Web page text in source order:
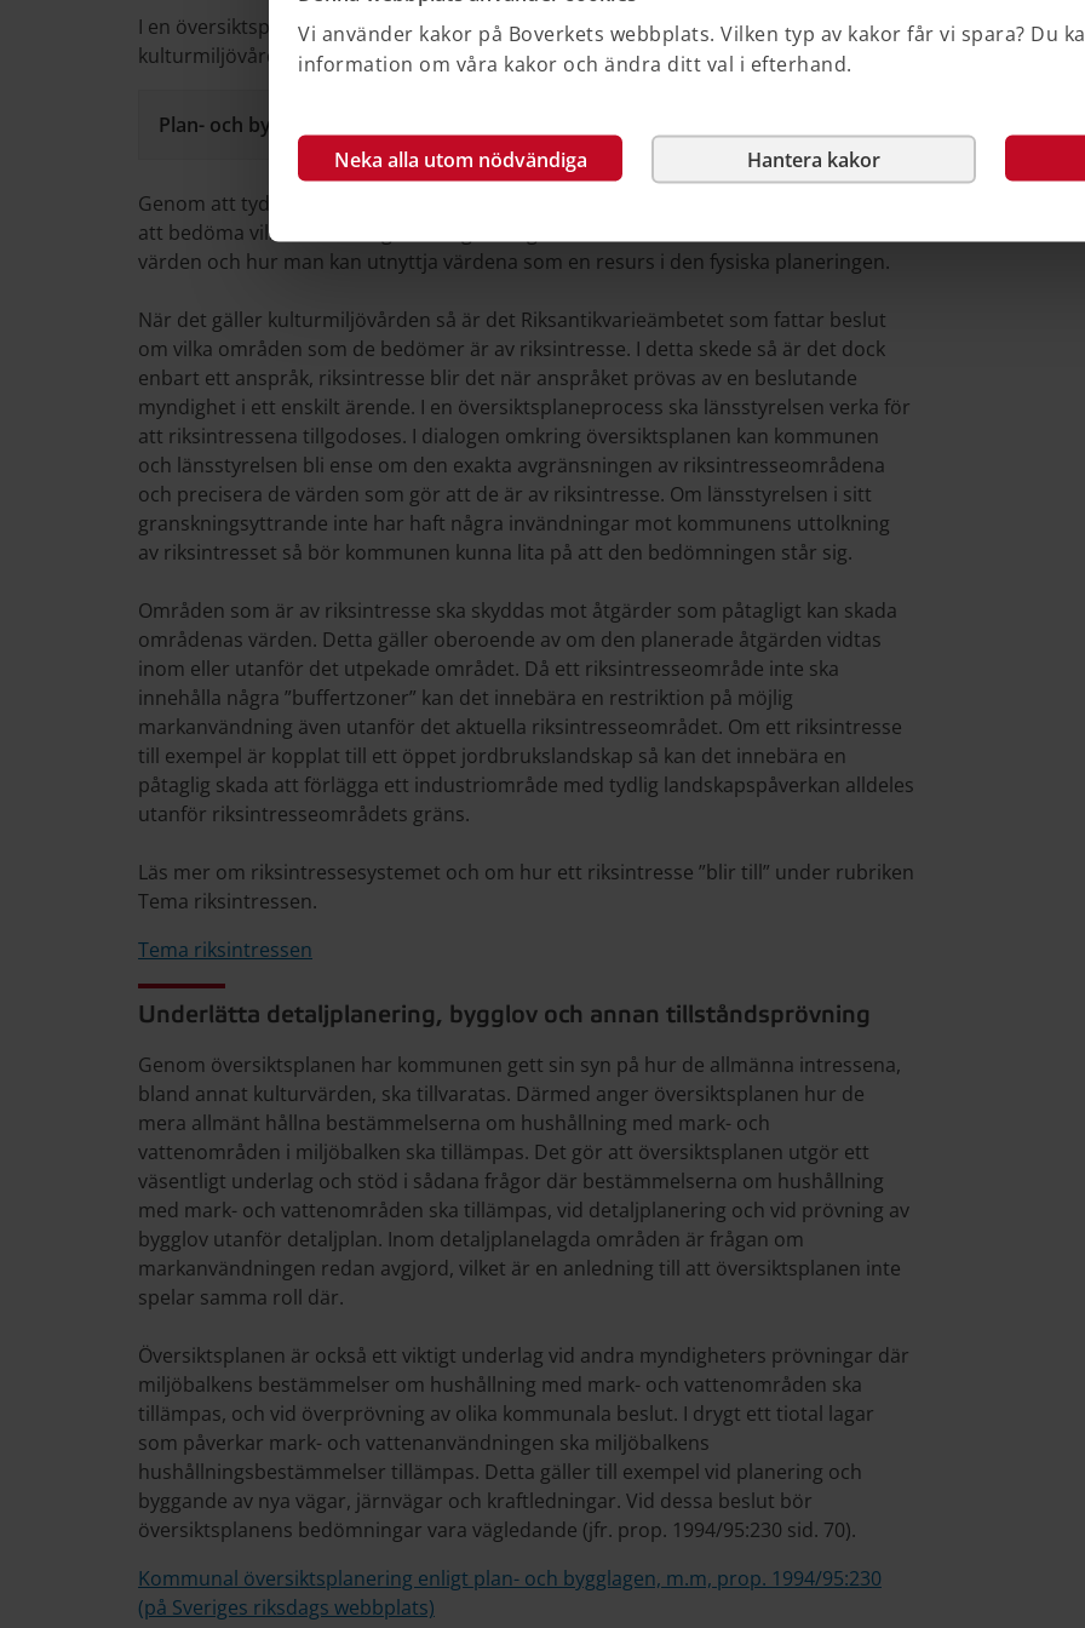
Vi använder kakor på Boverkets webbplats. Vilken typ av kakor får vi spara? Du
information om våra kakor och ändra ditt val i efterhand.
Neka alla utom nödvändiga Hantera kakor
I en översiktsplan ska kommunen ange hur kommunen anser att bland annat
kulturmiljövårdens riksintressen ska tillgodoses.
Plan- och bygglag (2010:900) 3 kap. 4 §
Genom att tydliggöra vilka egenskaper som konstituerar ett områdes värden går det
att bedöma vilka förändringar som går att genomföra utan att skada områdenas
värden och hur man kan utnyttja värdena som en resurs i den fysiska planeringen.
När det gäller kulturmiljövården så är det Riksantikvarieämbetet som fattar beslut
om vilka områden som de bedömer är av riksintresse. I detta skede så är det dock
enbart ett anspråk, riksintresse blir det när anspråket prövas av en beslutande
myndighet i ett enskilt ärende. I en översiktsplaneprocess ska länsstyrelsen verka för
att riksintressena tillgodoses. I dialogen omkring översiktsplanen kan kommunen
och länsstyrelsen bli ense om den exakta avgränsningen av riksintresseområdena
och precisera de värden som gör att de är av riksintresse. Om länsstyrelsen i sitt
granskningsyttrande inte har haft några invändningar mot kommunens uttolkning
av riksintresset så bör kommunen kunna lita på att den bedömningen står sig.
Områden som är av riksintresse ska skyddas mot åtgärder som påtagligt kan skada
områdenas värden. Detta gäller oberoende av om den planerade åtgärden vidtas
inom eller utanför det utpekade området. Då ett riksintresseområde inte ska
innehålla några ”buffertzoner” kan det innebära en restriktion på möjlig
markanvändning även utanför det aktuella riksintresseområdet. Om ett riksintresse
till exempel är kopplat till ett öppet jordbrukslandskap så kan det innebära en
påtaglig skada att förlägga ett industriområde med tydlig landskapspåverkan alldeles
utanför riksintresseområdets gräns.
Läs mer om riksintressesystemet och om hur ett riksintresse ”blir till” under rubriken
Tema riksintressen.
Tema riksintressen
Underlätta detaljplanering, bygglov och annan tillståndsprövning
Genom översiktsplanen har kommunen gett sin syn på hur de allmänna intressena,
bland annat kulturvärden, ska tillvaratas. Därmed anger översiktsplanen hur de
mera allmänt hållna bestämmelserna om hushållning med mark- och
vattenområden i miljöbalken ska tillämpas. Det gör att översiktsplanen utgör ett
väsentligt underlag och stöd i sådana frågor där bestämmelserna om hushållning
med mark- och vattenområden ska tillämpas, vid detaljplanering och vid prövning av
bygglov utanför detaljplan. Inom detaljplanelagda områden är frågan om
markanvändningen redan avgjord, vilket är en anledning till att översiktsplanen inte
spelar samma roll där.
Översiktsplanen är också ett viktigt underlag vid andra myndigheters prövningar där
miljöbalkens bestämmelser om hushållning med mark- och vattenområden ska
tillämpas, och vid överprövning av olika kommunala beslut. I drygt ett tiotal lagar
som påverkar mark- och vattenanvändningen ska miljöbalkens
hushållningsbestämmelser tillämpas. Detta gäller till exempel vid planering och
byggande av nya vägar, järnvägar och kraftledningar. Vid dessa beslut bör
översiktsplanens bedömningar vara vägledande (jfr. prop. 1994/95:230 sid. 70).
Kommunal översiktsplanering enligt plan- och bygglagen, m.m, prop. 1994/95:230
(på Sveriges riksdags webbplats)